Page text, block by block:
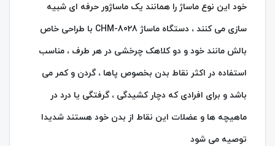
خود این نوع ماساژ را همانند یک ماساژور حرفه ای شبیه
سازی می کنند ،
دستگاه ماساژ CHM-8028 با طراحی خاص
بالش مانند خود و دو کلاهک چرخشی در هر طرف ، مناسب
استفاده در اکثر نقاط بدن بخصوص پاها ، گردن و کمر می
باشد و برای افرادی که دچار کشیدگی ، گرفتگی یا درد در
ماهیچه ها و عضلات این نقاط از بدن خود هستند شدیدا
توصیه می شود